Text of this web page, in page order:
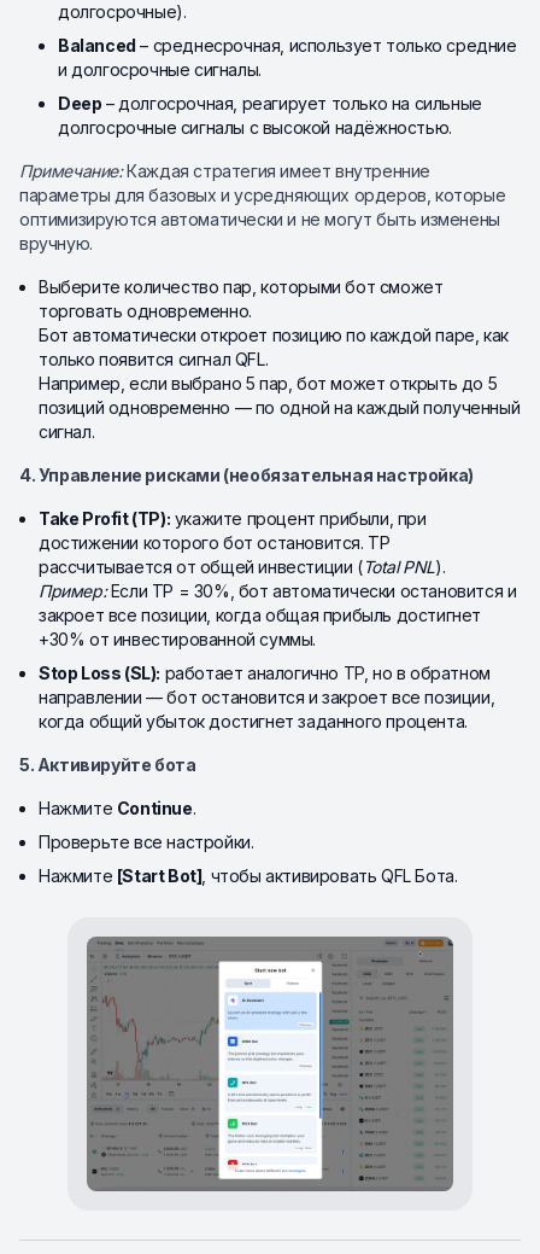
долгосрочные).
Balanced – среднесрочная, использует только средние
и долгосрочные сигналы.
Deep – долгосрочная, реагирует только на сильные
долгосрочные сигналы с высокой надёжностью.
Примечание:Каждая стратегия имеет внутренние
параметры для базовых и усредняющих ордеров, которые
оптимизируются автоматически и не могут быть изменены
вручную.
Выберите количество пар, которыми бот сможет
торговать одновременно.
Бот автоматически откроет позицию по каждой паре, как
только появится сигнал QFL.
Например, если выбрано 5 пар, бот может открыть до 5
позиций одновременно — по одной на каждый полученный
сигнал.
4. Управление рисками (необязательная настройка)
Take Profit (TP): укажите процент прибыли, при
достижении которого бот остановится. TP
рассчитывается от общей инвестиции (Total PNL).
Пример:Если TP = 30%, бот автоматически остановится и
закроет все позиции, когда общая прибыль достигнет
+30% от инвестированной суммы.
Stop Loss (SL): работает аналогично TP, но в обратном
направлении — бот остановится и закроет все позиции,
когда общий убыток достигнет заданного процента.
5. Активируйте бота
Нажмите Continue.
Проверьте все настройки.
Нажмите [Start Bot] , чтобы активировать QFL Бота.